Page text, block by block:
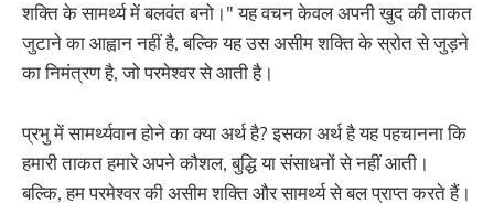
शक्ति के सामर्थ्य में बलवंत बनो।" यह वचन केवल अपनी खुद की ताकत
जुटाने का आह्वान नहीं है, बल्कि यह उस असीम शक्ति के स्रोत से जुड़ने
का निमंत्रण है, जो परमेश्वर से आती है।
प्रभु में सामर्थ्यवान होने का क्या अर्थ है? इसका अर्थ है यह पहचानना कि
हमारी ताकत हमारे अपने कौशल, बुद्धि या संसाधनों से नहीं आती।
बल्कि, हम परमेश्वर की असीम शक्ति और सामर्थ्य से बल प्राप्त करते हैं।